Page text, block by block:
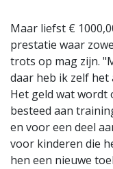
Maar liefst €
prestatie waar
trots op mag zijn.
daar heb ik zelf
Het geld wat wordt
besteed aan
en voor een deel
voor kinderen die
hen een nieuwe